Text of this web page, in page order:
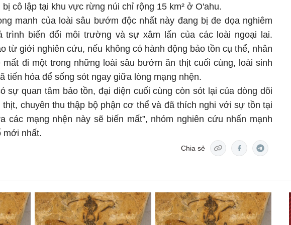
cô lập tại khu vực rừng núi chỉ rộng 15 km² ở O'ahu.
manh của loài sâu bướm độc nhất này đang bị đe dọa nghiêm
trình biến đổi môi trường và sự xâm lấn của các loài ngoại lai.
từ giới nghiên cứu, nếu không có hành động bảo tồn cụ thể, nhân
mất đi một trong những loài sâu bướm ăn thịt cuối cùng, loài sinh
tiến hóa để sống sót ngay giữa lòng mạng nhện.
sự quan tâm bảo tồn, đại diện cuối cùng còn sót lại của dòng dõi
chuyên thu thập bộ phận cơ thể và đã thích nghi với sự tồn tại
các mạng nhện này sẽ biến mất”, nhóm nghiên cứu nhấn mạnh
mới nhất.
Chia sẻ